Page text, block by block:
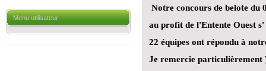
Menu utilisateur
Notre concours de belote du
au profit de l'Entente Ouest
22 équipes ont répondu à
Je remercie particulièrement